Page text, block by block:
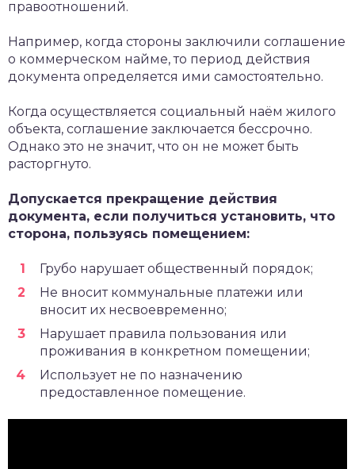
правоотношений.
Например, когда стороны заключили соглашение
о коммерческом найме, то период действия
документа определяется ими самостоятельно.
Когда осуществляется социальный наём жилого
объекта, соглашение заключается бессрочно.
Однако это не значит, что он не может быть
расторгнуто.
Допускается прекращение действия
документа, если получиться установить, что
сторона, пользуясь помещением:
Грубо нарушает общественный порядок;
Не вносит коммунальные платежи или
вносит их несвоевременно;
Нарушает правила пользования или
проживания в конкретном помещении;
Использует не по назначению
предоставленное помещение.